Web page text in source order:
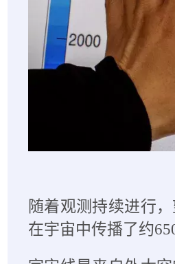
随着观测持续进行
在宇宙中传播了约